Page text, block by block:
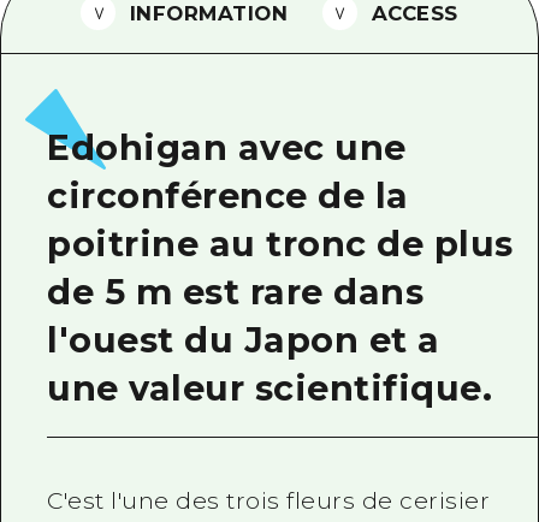
FAQ
Téléchargement de Photos
Informations sur le transport en
Brochure touristique
INFORMATION ACCESS
Edohigan avec une
circonférence de la
poitrine au tronc de plus
de 5 m est rare dans
l'ouest du Japon et a
une valeur scientifique.
C'est l'une des trois fleurs de cerisier